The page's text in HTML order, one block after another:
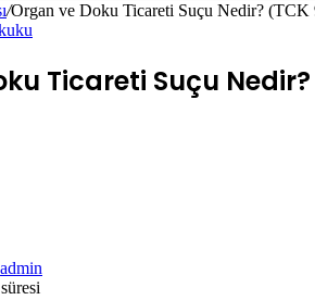
/Organ ve Doku Ticareti Suçu Nedir? (TCK
Ticareti Suçu Nedir?
admin